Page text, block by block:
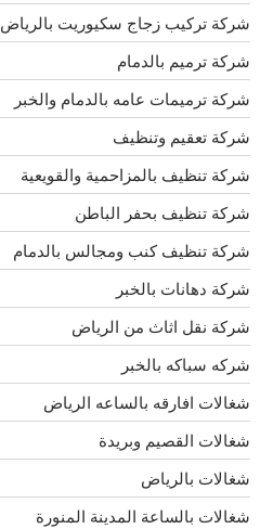
شركة تركيب زجاج سكيوريت بالرياض
شركة ترميم بالدمام
شركة ترميمات عامه بالدمام والخبر
شركة تعقيم وتنظيف
شركة تنظيف بالمزاحمية والقويعية
شركة تنظيف بحفر الباطن
شركة تنظيف كنب ومجالس بالدمام
شركة دهانات بالخبر
شركة نقل اثاث من الرياض
شركه سباكه بالخبر
شغالات افارقه بالساعه الرياض
شغالات القصيم وبريدة
شغالات بالرياض
شغالات بالساعة المدينة المنورة